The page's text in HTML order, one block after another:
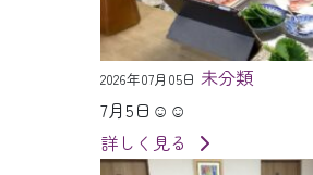
2026年07月05日 未分類
7月5日☺️☺️
詳しく見る